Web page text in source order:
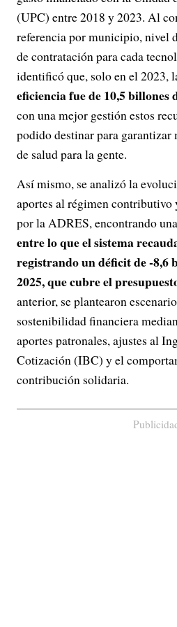
(UPC) entre 2018 y 2023. Al
referencia por municipio, nivel
de contratación para cada
identificó que, solo en el 2023,
eficiencia fue de 10,5 billones
con una mejor gestión estos
podido destinar para garantizar
de salud para la gente.
Así mismo, se analizó la
aportes al régimen contributivo
por la ADRES, encontrando una
entre lo que el sistema
registrando un déficit de -8,6
2025, que cubre el
anterior, se plantearon
sostenibilidad financiera
aportes patronales, ajustes al
Cotización (IBC) y el
contribución solidaria.